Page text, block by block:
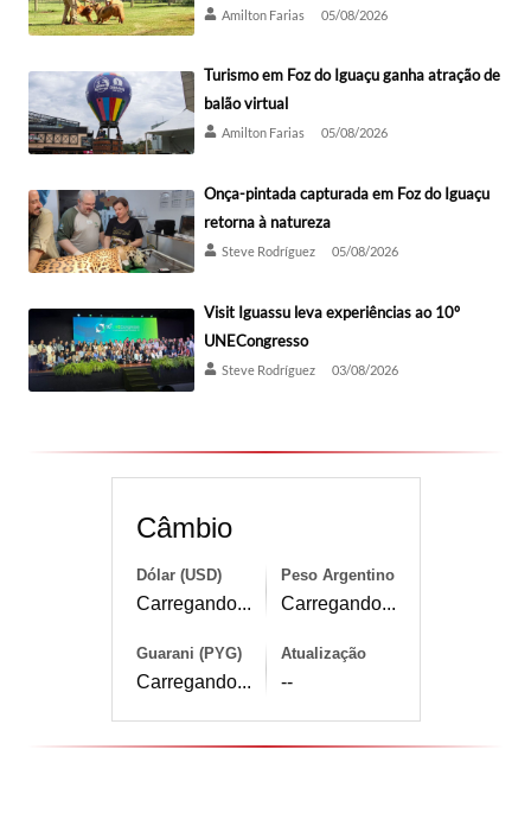
Amilton Farias 05/08/2026
Turismo em Foz do Iguaçu ganha atração de
balão virtual
Amilton Farias 05/08/2026
Onça-pintada capturada em Foz do Iguaçu
retorna à natureza
Steve Rodríguez 05/08/2026
Visit Iguassu leva experiências ao 10º
UNECongresso
Steve Rodríguez 03/08/2026
Câmbio
Dólar (USD)
Carregando...
Peso Argentino
Carregando...
Guarani (PYG)
Carregando...
Atualização
--